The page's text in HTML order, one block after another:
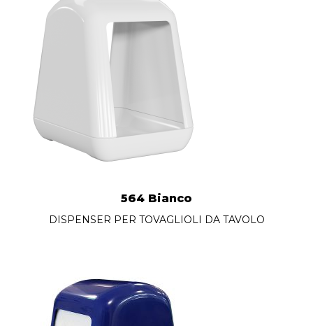
564 Bianco
DISPENSER PER TOVAGLIOLI DA TAVOLO